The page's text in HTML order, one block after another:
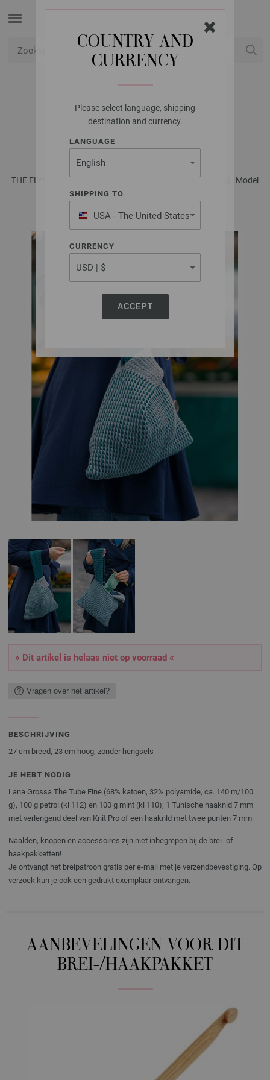
COUNTRY AND
CURRENCY
Please select language, shipping
destination and currency.
LANGUAGE
SHIPPING TO
USA - The United States
of America
CURRENCY
ACCEPT
LANA GROSSA
TAS THE TUBE FINE
THE FLYER 2024 - Tijdschrift (DE) + Breibeschrijvingen (NL) | Model
» Dit artikel is helaas niet op voorraad «
Vragen over het artikel?
BESCHRIJVING
27 cm breed, 23 cm hoog, zonder hengsels
JE HEBT NODIG
Lana Grossa The Tube Fine (68% katoen, 32% polyamide, ca. 140 m/100
g), 100 g petrol (kl 112) en 100 g mint (kl 110); 1 Tunische haaknld 7 mm
met verlengend deel van Knit Pro of een haaknld met twee punten 7 mm
Naalden, knopen en accessoires zijn niet inbegrepen bij de brei- of
haakpakketten!
Je ontvangt het breipatroon gratis per e-mail met je verzendbevestiging. Op
verzoek kun je ook een gedrukt exemplaar ontvangen.
AANBEVELINGEN VOOR DIT
BREI-/HAAKPAKKET